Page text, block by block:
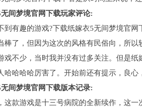
间梦境官网下载玩家评论:
到有趣的游戏?下载纸嫁衣5无间梦境官网
棒了，但因为这次的风格有民俗向，所
戏不少，当时我并没有过多关注。但是
哈哈哈哈厉害了。开始前还有提示，良
间梦境官网下载版本记录:
这款游戏是十三号病院的全新续作，这